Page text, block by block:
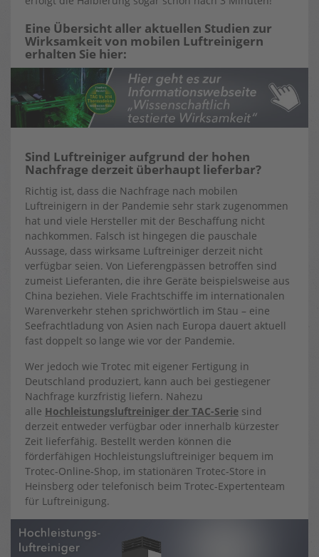
Eine Übersicht aller aktuellen Studien zur
Wirksamkeit von mobilen Luftreinigern
erhalten Sie hier:
Sind Luftreiniger aufgrund der hohen
Nachfrage derzeit überhaupt lieferbar?
Richtig ist, dass die Nachfrage nach mobilen
Luftreinigern in der Pandemie sehr stark zugenommen
hat und viele Hersteller mit der Beschaffung nicht
nachkommen. Falsch ist hingegen die pauschale
Aussage, dass wirksame Luftreiniger derzeit nicht
verfügbar seien. Von Lieferengpässen betroffen sind
zumeist Lieferanten, die ihre Geräte beispielsweise aus
China beziehen. Viele Frachtschiffe im internationalen
Warenverkehr stehen sprichwörtlich im Stau – eine
Seefrachtladung von Asien nach Europa dauert aktuell
fast doppelt so lange wie vor der Pandemie.
Wer jedoch wie Trotec mit eigener Fertigung in
Deutschland produziert, kann auch bei gestiegener
Nachfrage kurzfristig liefern. Nahezu
alle Hochleistungsluftreiniger der TAC-Serie sind
derzeit entweder verfügbar oder innerhalb kürzester
Zeit lieferfähig. Bestellt werden können die
förderfähigen Hochleistungsluftreiniger bequem im
Trotec-Online-Shop, im stationären Trotec-Store in
Heinsberg oder telefonisch beim Trotec-Expertenteam
für Luftreinigung.